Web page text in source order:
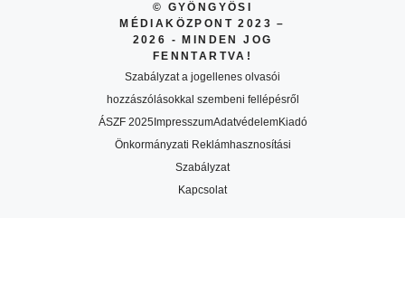
© GYÖNGYÖSI
MÉDIAKÖZPONT 2023 –
2026 - MINDEN JOG
FENNTARTVA!
Szabályzat a jogellenes olvasói
hozzászólásokkal szembeni fellépésről
ÁSZF 2025ImpresszumAdatvédelemKiadó
Önkormányzati Reklámhasznosítási
Szabályzat
Kapcsolat